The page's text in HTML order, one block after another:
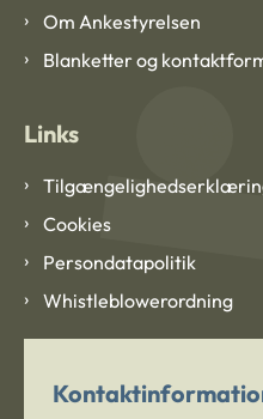
Om Ankestyrelsen
Blanketter og
Links
Cookies
Persondatapolitik
Whistleblowerordning